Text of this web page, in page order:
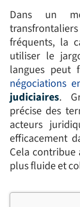
Dans un
fréquents, la
utiliser le
langues peut
négociations
judiciaires.
précise des
acteurs
efficacement
Cela
plus fluide et